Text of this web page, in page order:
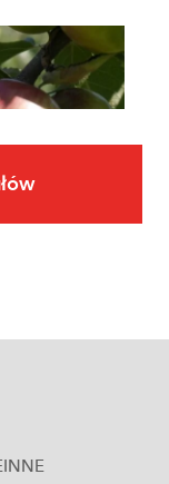
INNE